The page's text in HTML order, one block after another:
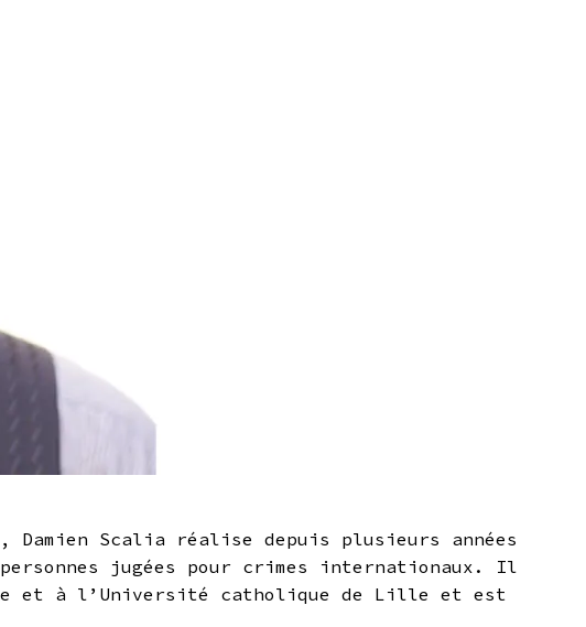
Scalia réalise depuis plusieurs années
jugées pour crimes internationaux. Il
et à l’Université catholique de Lille et est